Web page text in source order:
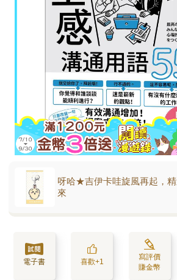
呀哈★吉伊卡哇旋風再起，
來
電子書 喜歡+1
寫評價
賺金幣